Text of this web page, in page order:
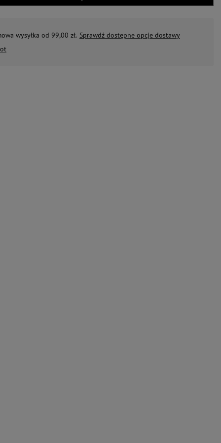
wysyłka od 99,00 zł. Sprawdź dostępne opcje dostawy